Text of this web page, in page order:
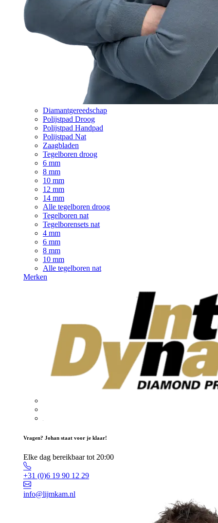
Diamantgereedschap
Polijstpad Droog
Polijstpad Handpad
Polijstpad Nat
Zaagbladen
Tegelboren droog
6 mm
8 mm
10 mm
12 mm
14 mm
Alle tegelboren droog
Tegelboren nat
Tegelborensets nat
4 mm
6 mm
8 mm
10 mm
Alle tegelboren nat
Merken
Vragen? Johan staat voor je klaar!
Elke dag bereikbaar tot 20:00
+31 (0)6 19 90 12 29
info@lijmkam.nl